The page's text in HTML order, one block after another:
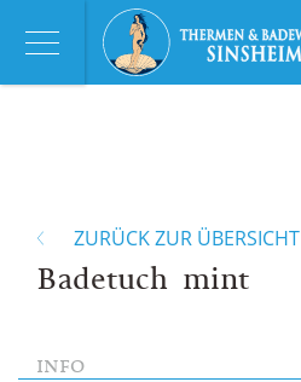
ZURÜCK ZUR ÜBERSICHT
Badetuch mint
INFO